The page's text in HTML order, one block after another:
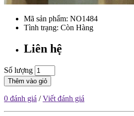
Mã sản phẩm: NO1484
Tình trạng: Còn Hàng
Liên hệ
Số lượng
Thêm vào giỏ
0 đánh giá /Viết đánh giá